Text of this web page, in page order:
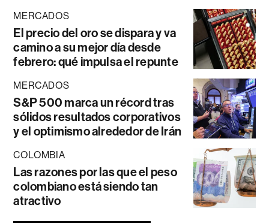
MERCADOS
El precio del oro se dispara y va
camino a su mejor día desde
febrero: qué impulsa el repunte
MERCADOS
S&P 500 marca un récord tras
sólidos resultados corporativos
y el optimismo alrededor de Irán
COLOMBIA
Las razones por las que el peso
colombiano está siendo tan
atractivo